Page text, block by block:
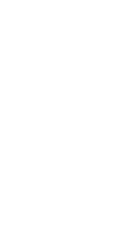
Red синий с красным